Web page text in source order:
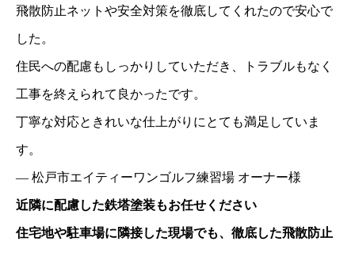
飛散防止ネットや安全対策を徹底してくれたので安心で
した。
住民への配慮もしっかりしていただき、トラブルもなく
工事を終えられて良かったです。
丁寧な対応ときれいな仕上がりにとても満足していま
す。
― 松戸市エイティーワンゴルフ練習場 オーナー様
近隣に配慮した鉄塔塗装もお任せください
住宅地や駐車場に隣接した現場でも、徹底した飛散防止